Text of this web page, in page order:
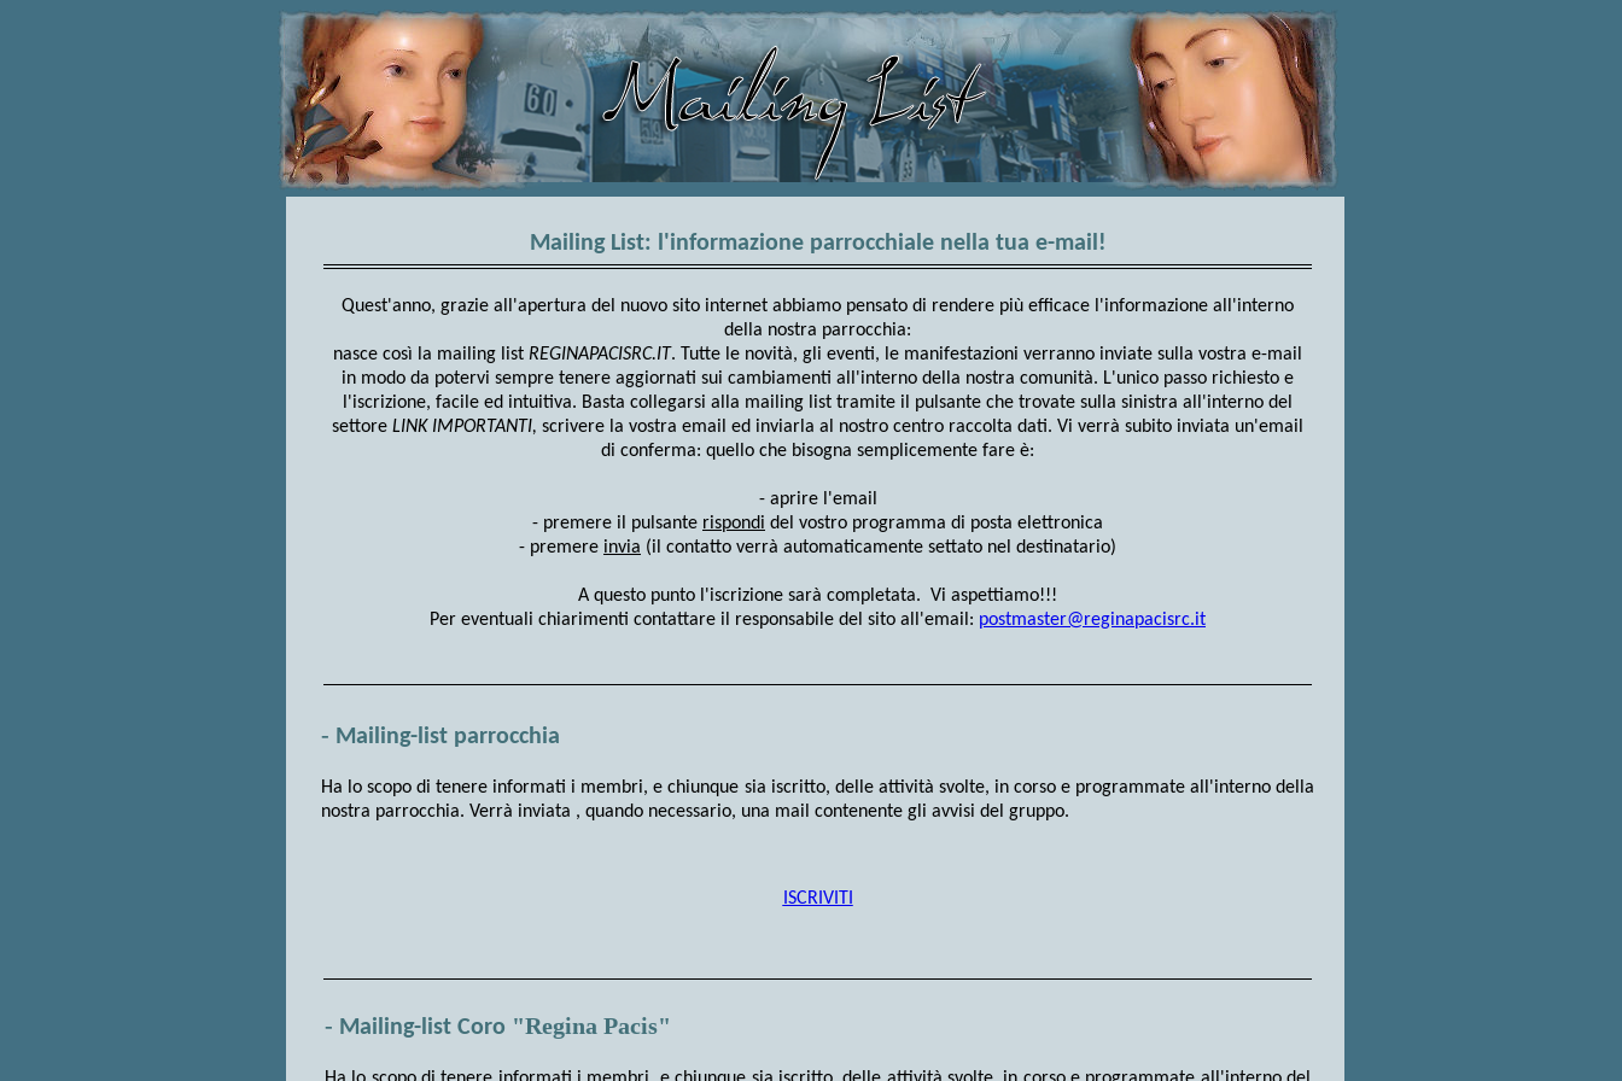
Mailing List: l'informazione parrocchiale nella tua e-mail!
Quest'anno, grazie all'apertura del nuovo sito internet abbiamo pensato di rendere più efficace l'informazione all'interno
della nostra parrocchia:
nasce così la mailing list REGINAPACISRC.IT. Tutte le novità, gli eventi, le manifestazioni verranno inviate sulla vostra e-mail
in modo da potervi sempre tenere aggiornati sui cambiamenti all'interno della nostra comunità. L'unico passo richiesto e
l'iscrizione, facile ed intuitiva. Basta collegarsi alla mailing list tramite il pulsante che trovate sulla sinistra all'interno del
settore LINK IMPORTANTI, scrivere la vostra email ed inviarla al nostro centro raccolta dati. Vi verrà subito inviata un'email
di conferma: quello che bisogna semplicemente fare è:
- aprire l'email
- premere il pulsante rispondi del vostro programma di posta elettronica
- premere invia (il contatto verrà automaticamente settato nel destinatario)
A questo punto l'iscrizione sarà completata. Vi aspettiamo!!!
Per eventuali chiarimenti contattare il responsabile del sito all'email: postmaster@reginapacisrc.it
- Mailing-list parrocchia
Ha lo scopo di tenere informati i membri, e chiunque sia iscritto, delle attività svolte, in corso e programmate all'interno della
nostra parrocchia. Verrà inviata , quando necessario, una mail contenente gli avvisi del gruppo.
ISCRIVITI
- Mailing-list Coro "Regina Pacis"